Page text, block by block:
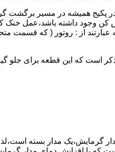
همیشه در مسیر برگشت
آب پخش کن وجود داشته
از : روتور ( که قسمت
است که این قطعه برای جلو
گرمایش،یک مدار بسته